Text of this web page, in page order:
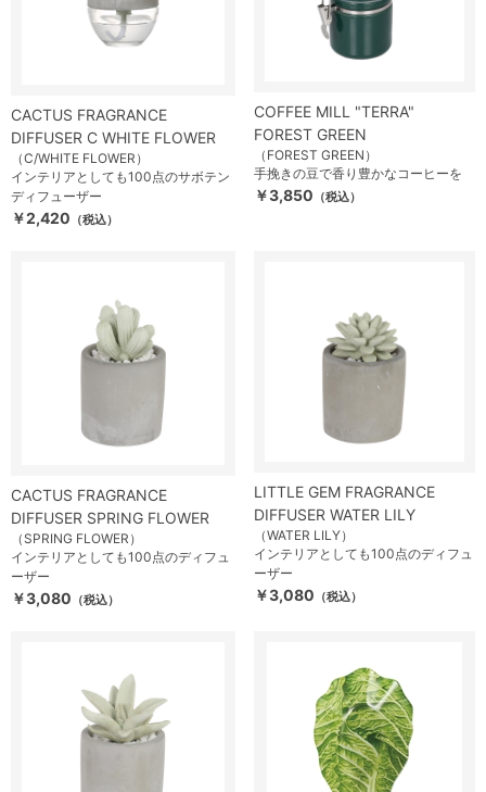
CACTUS FRAGRANCE
DIFFUSER C WHITE FLOWER
（C/WHITE FLOWER）
インテリアとしても100点のサボテン
ディフューザー
￥2,420 （税込）
COFFEE MILL "TERRA"
FOREST GREEN
（FOREST GREEN）
手挽きの豆で香り豊かなコーヒーを
￥3,850 （税込）
CACTUS FRAGRANCE
DIFFUSER SPRING FLOWER
（SPRING FLOWER）
インテリアとしても100点のディフュ
ーザー
￥3,080 （税込）
LITTLE GEM FRAGRANCE
DIFFUSER WATER LILY
（WATER LILY）
インテリアとしても100点のディフュ
ーザー
￥3,080 （税込）